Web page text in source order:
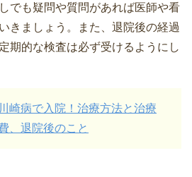
でも疑問や質問があれば医師や看
きましょう。また、退院後の経過
期的な検査は必ず受けるようにし
崎病で入院！治療方法と治療
、退院後のこと